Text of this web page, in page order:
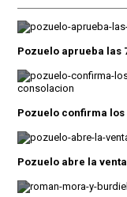
Pozuelo aprueba las
Pozuelo confirma
Pozuelo abre la